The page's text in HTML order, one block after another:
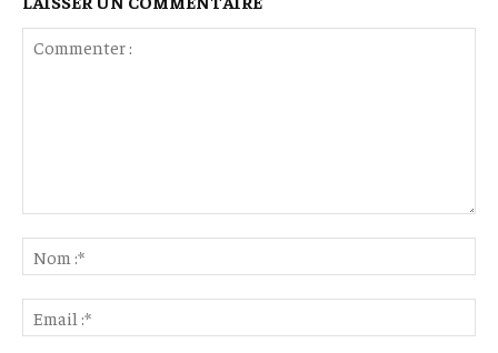
:*
:*